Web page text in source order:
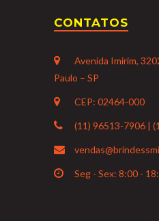
CONTATOS
Avenida Imirim,
Paulo – SP
CEP: 02464-000
(11) 96513-7906 |
Seg - Sex: 8:00 -